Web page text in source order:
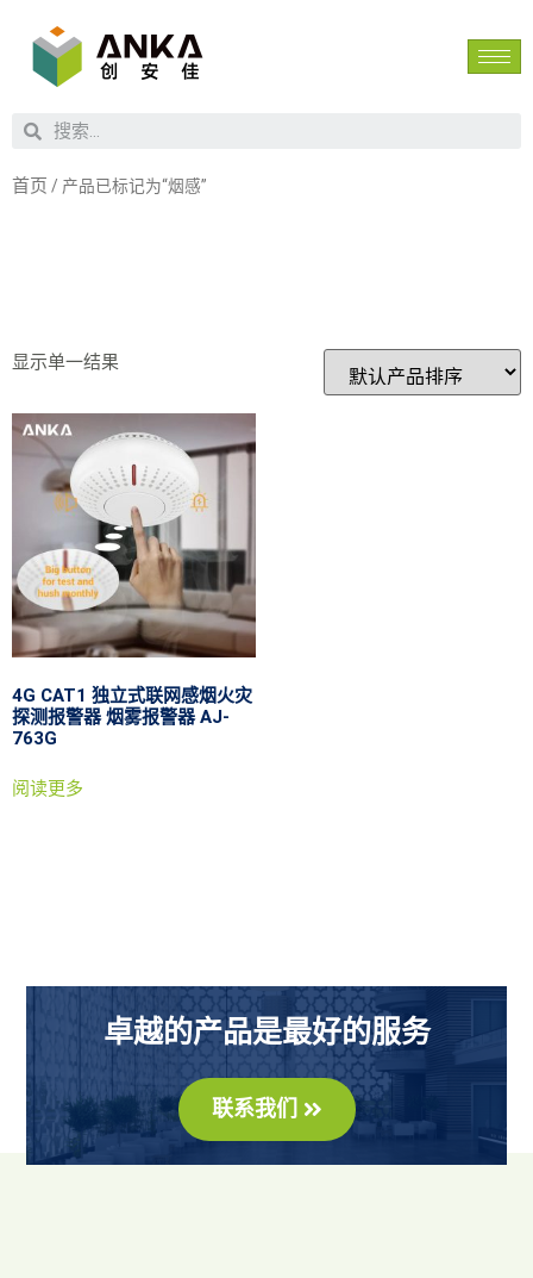
首页 / 产品已标记为“烟感”
显示单一结果
4G CAT1 独立式联网感烟火灾
探测报警器 烟雾报警器 AJ-
763G
阅读更多
卓越的产品是最好的服务
联系我们